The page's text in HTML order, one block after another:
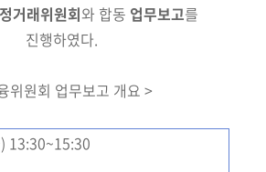
거래위원회와 합동 업무보고를
진행하였다.
위원회 업무보고 개요 >
13:30~15:30